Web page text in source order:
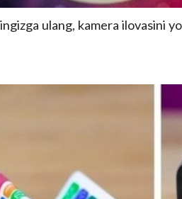
ulang, kamera ilovasini